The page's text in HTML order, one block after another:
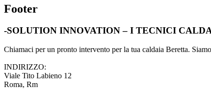
Footer
-SOLUTION INNOVATION – I TECNICI
Chiamaci per un pronto intervento per la tua caldaia Beretta.
INDIRIZZO:
Viale Tito Labieno 12
Roma, Rm